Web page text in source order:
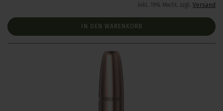
inkl. 19% MwSt. zzgl. Versand
IN DEN WARENKORB